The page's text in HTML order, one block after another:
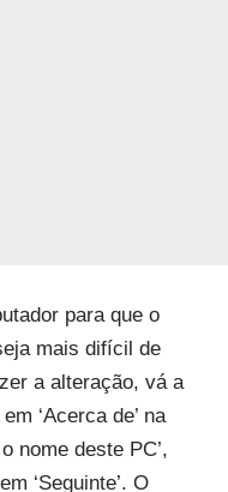
para que o
mais difícil de
a alteração, vá a
‘Acerca de’ na
nome deste PC’,
‘Seguinte’. O